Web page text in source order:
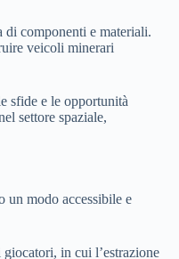
di componenti e materiali.
veicoli minerari
sfide e le opportunità
settore spaziale,
un modo accessibile e
in cui l’estrazione